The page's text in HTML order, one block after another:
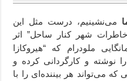
می‌نشینیم،‌ درست مثل این
شهر کنار ساحل” اثر
ملودرام که “هیروکازا
نوشته و کارگردانی کرده و
می‌تواند هر بیننده‌ای را با